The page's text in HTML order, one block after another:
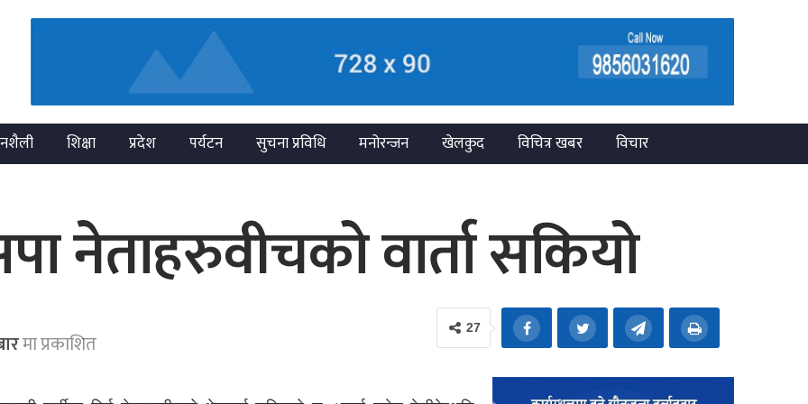
शिक्षा प्रदेश पर्यटन सुचना प्रविधि मनोरन्जन खेलकुद विचित्र खबर
विचार
नेताहरुवीचको वार्ता सकियो
मा प्रकाशित
27